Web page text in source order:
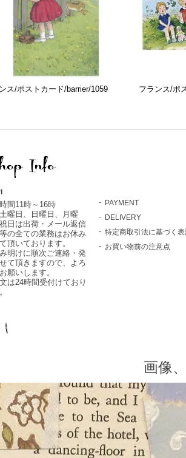
ス/ポストカード/barrier/1059 フランス/ポ
間11時～16時
曜日、日曜日、月曜
日は出荷・メール返信
の全ての業務はお休み
頂いております。
明けに順次ご連絡・発
て頂きますので、よろ
願いします。
は24時間受付けており
PAYMENT
DELIVERY
特定商取引法に基づく
お買い物前の注意点
画像